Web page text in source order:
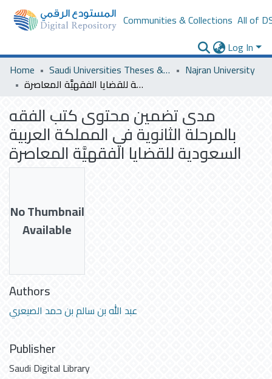
Communities & Collections All of
Log In
Home
Saudi Universities Theses & Dissertations
Najran University
مدى تضمين محتوى كتب الفقه بالمرحلة الثانوية في المملكة العربية السعودية للقضايا الفقهيَّة المعاصرة
مدى تضمين محتوى كتب الفقه
بالمرحلة الثانوية في المملكة العربية
السعودية للقضايا الفقهيَّة المعاصرة
No Thumbnail
Available
Authors
عبد الله بن سالم بن حمد الصيعري
Publisher
Saudi Digital Library